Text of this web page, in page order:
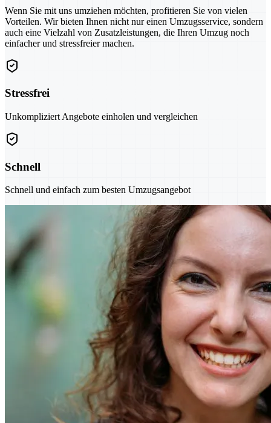
Wenn Sie mit uns umziehen möchten, profitieren Sie von vielen
Vorteilen. Wir bieten Ihnen nicht nur einen Umzugsservice, sondern
auch eine Vielzahl von Zusatzleistungen, die Ihren Umzug noch
einfacher und stressfreier machen.
Stressfrei
Unkompliziert Angebote einholen und vergleichen
Schnell
Schnell und einfach zum besten Umzugsangebot